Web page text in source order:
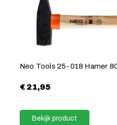
Neo Tools 25-018 Hamer
€21,95
Bekijk product